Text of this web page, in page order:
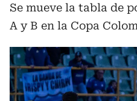
Se mueve la tabla de
A y B en la Copa